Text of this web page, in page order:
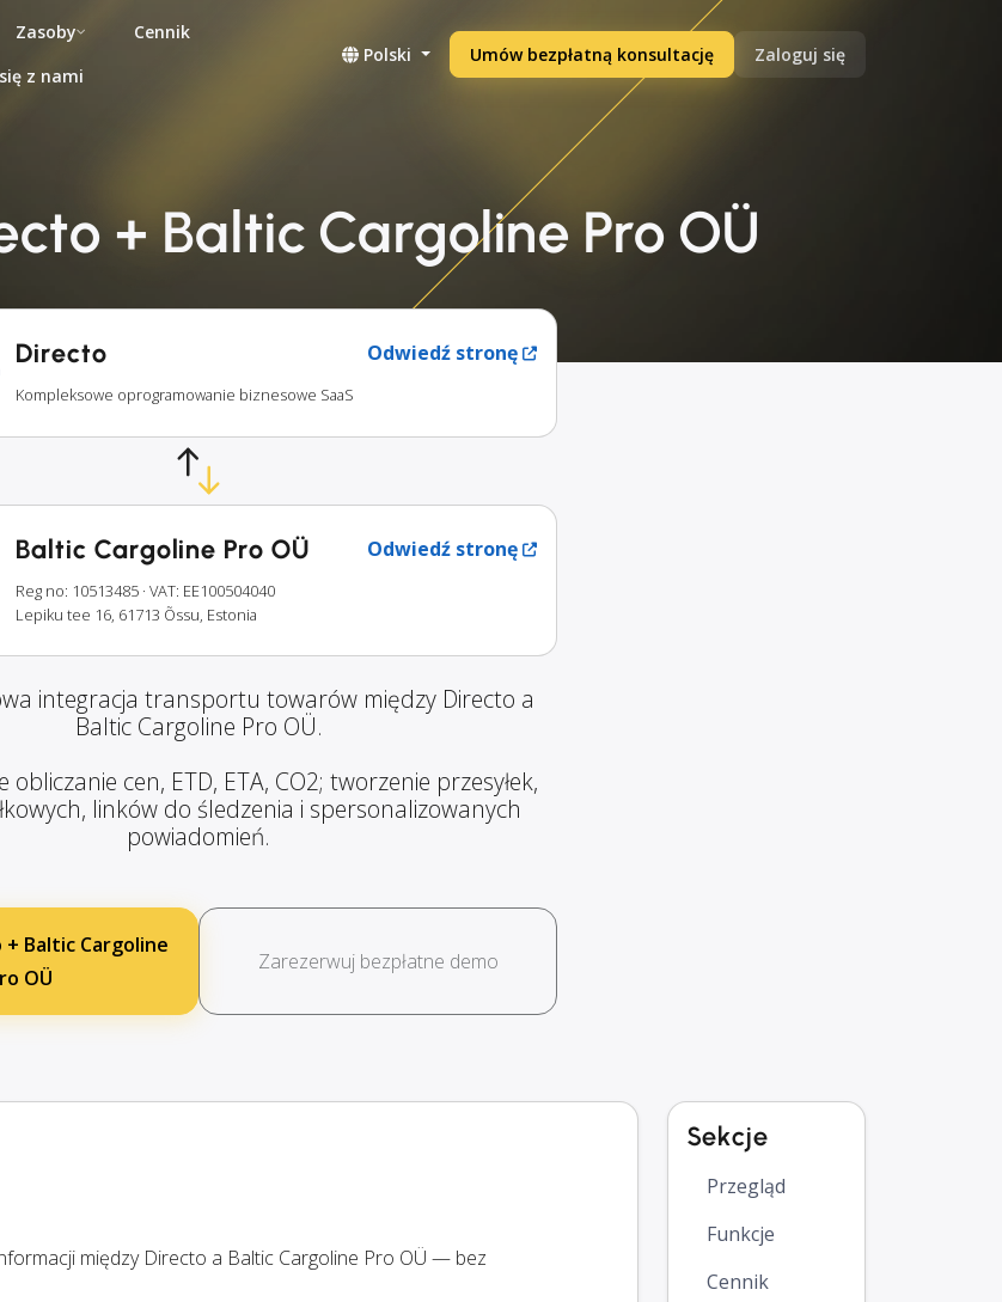
Zasoby
Cennik
z nami
Polski Umów bezpłatną konsultację Zaloguj się
+ Baltic Cargoline Pro OÜ
Directo Odwiedź stronę
Kompleksowe oprogramowanie biznesowe SaaS
Baltic Cargoline Pro OÜ Odwiedź stronę
Reg no: 10513485 · VAT: EE100504040
Lepiku tee 16, 61713 Õssu, Estonia
integracja transportu towarów między Directo a
Baltic Cargoline Pro OÜ.
cen, ETD, ETA, CO2; tworzenie przesyłek,
linków do śledzenia i spersonalizowanych
powiadomień.
+ Baltic Cargoline
OÜ
Zarezerwuj bezpłatne demo
między Directo a Baltic Cargoline Pro OÜ — bez
Sekcje
Przegląd
Funkcje
Cennik